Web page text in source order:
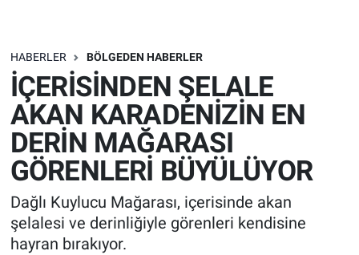
HABERLER BÖLGEDEN HABERLER
İÇERİSİNDEN ŞELALE
AKAN KARADENİZİN EN
DERİN MAĞARASI
GÖRENLERİ BÜYÜLÜYOR
Dağlı Kuylucu Mağarası, içerisinde akan
şelalesi ve derinliğiyle görenleri kendisine
hayran bırakıyor.